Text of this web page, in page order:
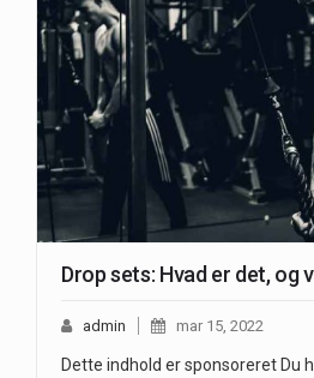
Drop sets: Hvad er det, og
admin mar 15, 2022
Dette indhold er sponsoreret Du